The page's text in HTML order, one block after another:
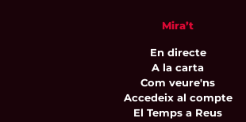
Mira’t
En directe
A la carta
Com veure'ns
Accedeix al compte
El Temps a Reus